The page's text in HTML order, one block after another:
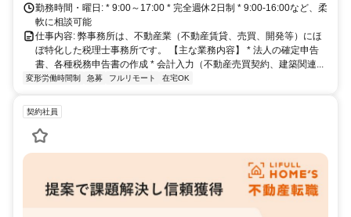
勤務時間・曜日: * 9:00～17:00 * 完全週休2日制 * 9:00-16:00など、柔
軟に相談可能
仕事内容: 弊事務所は、不動産業（不動産賃貸、売買、開発等）にほ
ぼ特化した税理士事務所です。 【主な業務内容】 * 法人の確定申告
書、各種税務申告書の作成 * 会計入力（不動産売買契約、建築関連...
変形労働時間制 急募 フルリモート 在宅OK
契約社員